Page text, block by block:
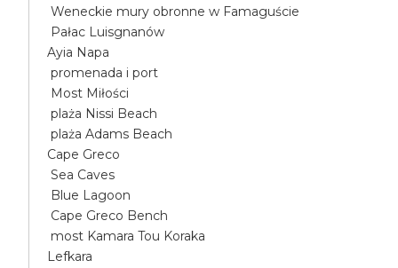
Weneckie mury obronne w Famaguście
Pałac Luisgnanów
Ayia Napa
promenada i port
Most Miłości
plaża Nissi Beach
plaża Adams Beach
Cape Greco
Sea Caves
Blue Lagoon
Cape Greco Bench
most Kamara Tou Koraka
Lefkara